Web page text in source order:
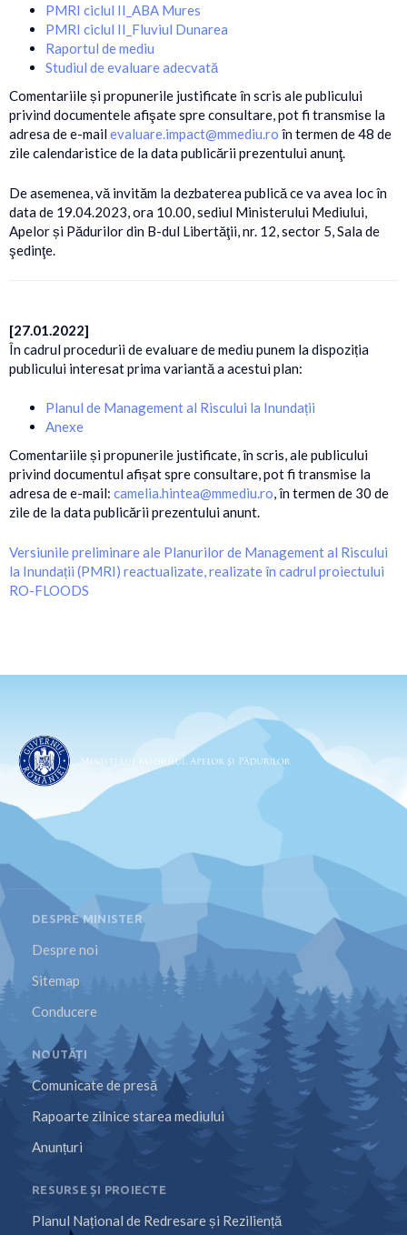
PMRI ciclul II_ABA Mures
PMRI ciclul II_Fluviul Dunarea
Raportul de mediu
Studiul de evaluare adecvată
Comentariile și propunerile justificate în scris ale publicului
privind documentele afişate spre consultare, pot fi transmise la
adresa de e-mailevaluare.impact@mmediu.ro în termen de 48 de
zile calendaristice de la data publicării prezentului anunţ.
De asemenea, vă invităm la dezbaterea publică ce va avea loc în
data de 19.04.2023, ora 10.00, sediul Ministerului Mediului,
Apelor și Pădurilor din B-dul Libertăţii, nr. 12, sector 5, Sala de
şedinţe.
[27.01.2022]
În cadrul procedurii de evaluare de mediu punem la dispoziția
publicului interesat prima variantă a acestui plan:
Planul de Management al Riscului la Inundații
Anexe
Comentariile și propunerile justificate, în scris, ale publicului
privind documentul afișat spre consultare, pot fi transmise la
adresa de e-mail: camelia.hintea@mmediu.ro, în termen de 30 de
zile de la data publicării prezentului anunt.
Versiunile preliminare ale Planurilor de Management al Riscului
la Inundații (PMRI) reactualizate, realizate în cadrul proiectului
RO-FLOODS
DESPRE MINISTER
Despre noi
Sitemap
Conducere
NOUTĂȚI
Comunicate de presă
Rapoarte zilnice starea mediului
Anunțuri
RESURSE ȘI PROIECTE
Planul Național de Redresare și Reziliență